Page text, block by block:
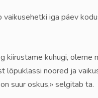
iga päev
kiirustame kuhugi, oleme
lõpuklassi noored ja
suur oskus,» selgitab ta.